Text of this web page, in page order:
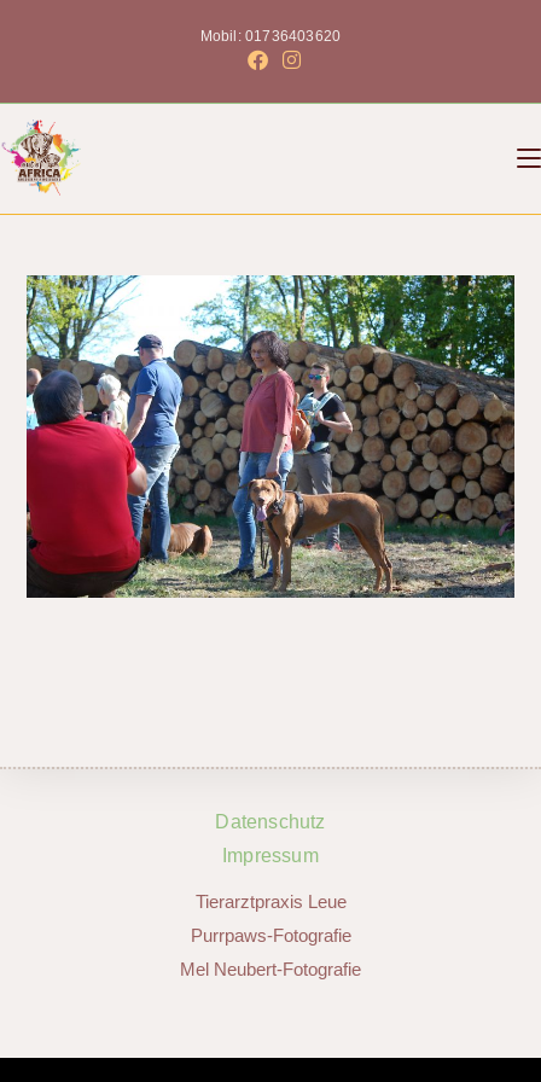
Mobil: 01736403620
Datenschutz
Impressum
Tierarztpraxis Leue
Purrpaws-Fotografie
Mel Neubert-Fotografie